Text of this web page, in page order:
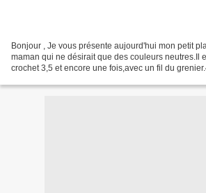
Bonjour , Je vous présente aujourd'hui mon petit
maman qui ne désirait que des couleurs neutres.Il
crochet 3,5 et encore une fois,avec un fil du